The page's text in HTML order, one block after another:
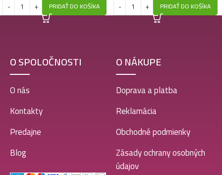
PRIDAŤ DO KOŠÍKA PRIDAŤ DO KOŠÍKA
O SPOLOČNOSTI
O nás
Kontakty
Predajne
Blog
O NÁKUPE
Doprava a platba
Reklamácia
Obchodné podmienky
Zásady ochrany osobných
údajov